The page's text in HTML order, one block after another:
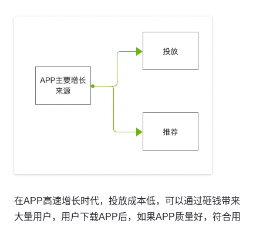
在APP高速增长时代，投放成本低，可以通过砸钱带来
大量用户，用户下载APP后，如果APP质量好，符合用